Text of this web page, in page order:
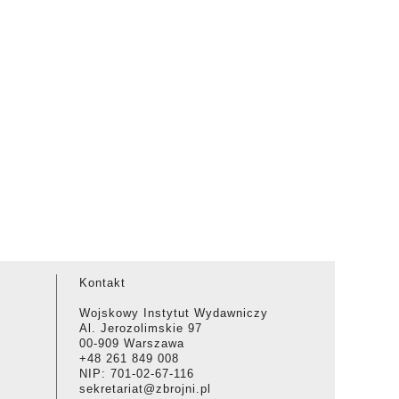
Kontakt
Wojskowy Instytut Wydawniczy
Al. Jerozolimskie 97
00-909 Warszawa
+48 261 849 008
NIP: 701-02-67-116
sekretariat@zbrojni.pl